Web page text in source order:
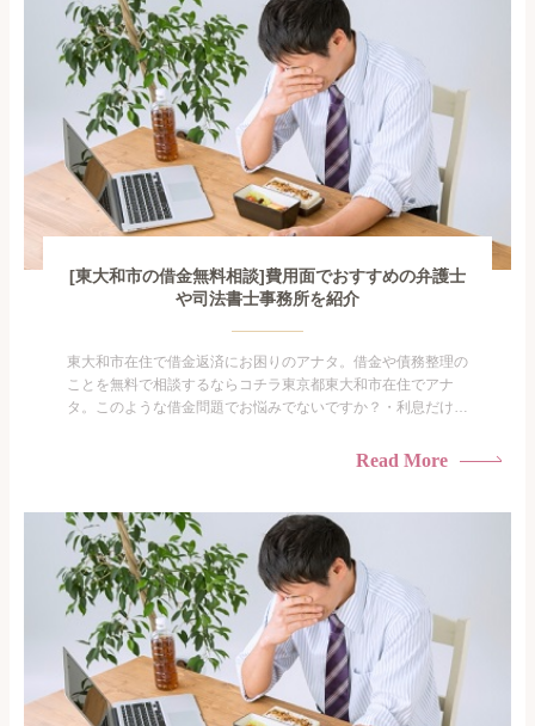
[東大和市の借金無料相談]費用面でおすすめの弁護士
や司法書士事務所を紹介
東大和市在住で借金返済にお困りのアナタ。借金や債務整理の
ことを無料で相談するならコチラ東京都東大和市在住でアナ
タ。このような借金問題でお悩みでないですか？・利息だけを
族に知られたくない・借金の催促、取り立てで憂鬱になる。・
も限界があ...
Read More